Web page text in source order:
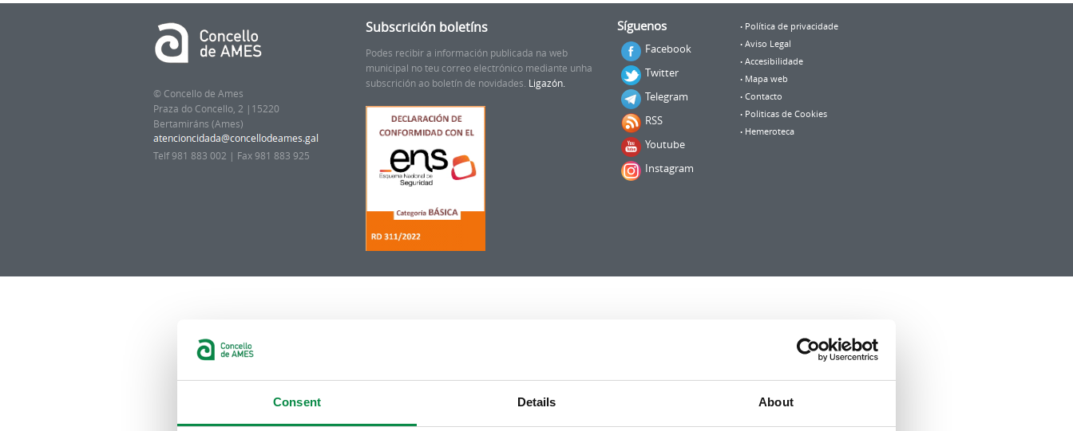
Consent Details About
© Concello de Ames
Praza do Concello, 2 |15220
Bertamiráns (Ames)
Telf 981 883 002 | Fax 981 883 925
Subscrición boletíns
Podes recibir a información publicada na web
municipal no teu correo electrónico mediante unha
subscrición ao boletín de novidades. Ligazón.
Síguenos
Facebook
Twitter
Telegram
RSS
Youtube
Instagram
Política de privacidade
Aviso Legal
Accesibilidade
Mapa web
Contacto
Politicas de Cookies
Hemeroteca